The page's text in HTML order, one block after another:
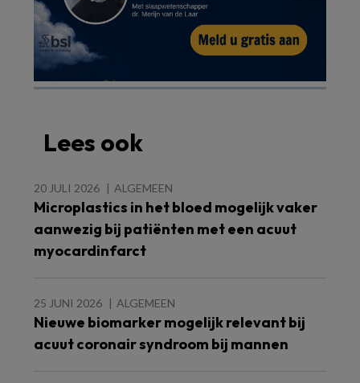
Lees ook
20 JULI 2026 ALGEMEEN
Microplastics in het bloed mogelijk vaker
aanwezig bij patiënten met een acuut
myocardinfarct
25 JUNI 2026 ALGEMEEN
Nieuwe biomarker mogelijk relevant bij
acuut coronair syndroom bij mannen